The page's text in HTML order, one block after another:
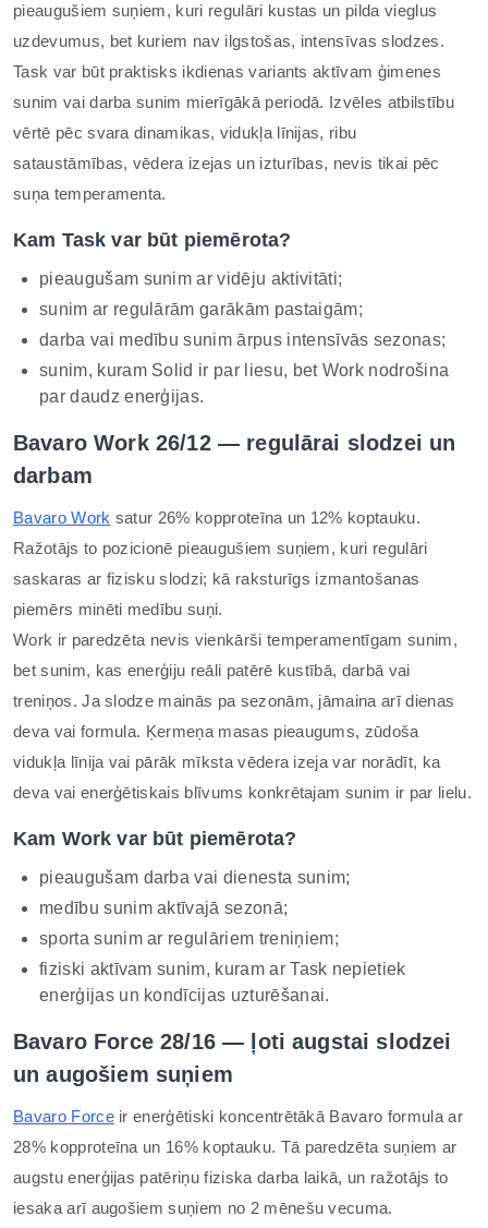
pieaugušiem suņiem, kuri regulāri kustas un pilda vieglus
uzdevumus, bet kuriem nav ilgstošas, intensīvas slodzes.
Task var būt praktisks ikdienas variants aktīvam ģimenes
sunim vai darba sunim mierīgākā periodā. Izvēles atbilstību
vērtē pēc svara dinamikas, vidukļa līnijas, ribu
sataustāmības, vēdera izejas un izturības, nevis tikai pēc
suņa temperamenta.
Kam Task var būt piemērota?
pieaugušam sunim ar vidēju aktivitāti;
sunim ar regulārām garākām pastaigām;
darba vai medību sunim ārpus intensīvās sezonas;
sunim, kuram Solid ir par liesu, bet Work nodrošina
par daudz enerģijas.
Bavaro Work 26/12 — regulārai slodzei un
darbam
Bavaro Work satur 26% kopproteīna un 12% koptauku.
Ražotājs to pozicionē pieaugušiem suņiem, kuri regulāri
saskaras ar fizisku slodzi; kā raksturīgs izmantošanas
piemērs minēti medību suņi.
Work ir paredzēta nevis vienkārši temperamentīgam sunim,
bet sunim, kas enerģiju reāli patērē kustībā, darbā vai
treniņos. Ja slodze mainās pa sezonām, jāmaina arī dienas
deva vai formula. Ķermeņa masas pieaugums, zūdoša
vidukļa līnija vai pārāk mīksta vēdera izeja var norādīt, ka
deva vai enerģētiskais blīvums konkrētajam sunim ir par lielu.
Kam Work var būt piemērota?
pieaugušam darba vai dienesta sunim;
medību sunim aktīvajā sezonā;
sporta sunim ar regulāriem treniņiem;
fiziski aktīvam sunim, kuram ar Task nepietiek
enerģijas un kondīcijas uzturēšanai.
Bavaro Force 28/16 — ļoti augstai slodzei
un augošiem suņiem
Bavaro Forceir enerģētiski koncentrētākā Bavaro formula ar
28% kopproteīna un 16% koptauku. Tā paredzēta suņiem ar
augstu enerģijas patēriņu fiziska darba laikā, un ražotājs to
iesaka arī augošiem suņiem no 2 mēnešu vecuma.